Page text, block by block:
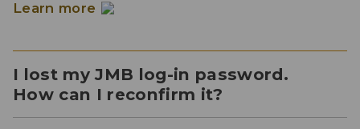
Learn more
I lost my JMB log-in password.
How can I reconfirm it?